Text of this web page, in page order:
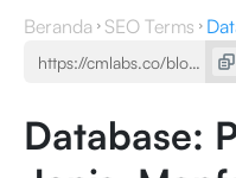
Beranda SEO Terms
Database: